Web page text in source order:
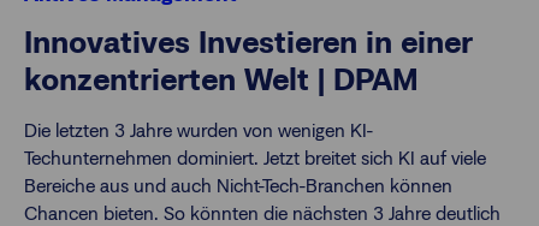
Innovatives Investieren in einer
konzentrierten Welt | DPAM
Die letzten 3 Jahre wurden von wenigen KI-
Techunternehmen dominiert. Jetzt breitet sich KI auf viele
Bereiche aus und auch Nicht-Tech-Branchen können
Chancen bieten. So könnten die nächsten 3 Jahre deutlich